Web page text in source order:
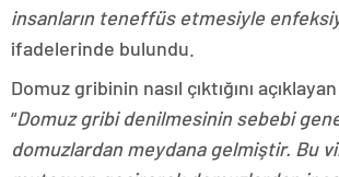
insanların teneffüs etmesiyle
ifadelerinde bulundu.
Domuz gribinin nasıl çıktığını
“Domuz gribi denilmesinin sebebi
domuzlardan meydana gelmiştir. Bu